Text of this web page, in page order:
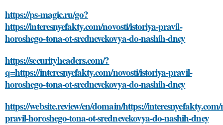
https://ps-magic.ru/go?
https://interesnyefakty.com/novosti/istoriya-pravil-
horoshego-tona-ot-srednevekovya-do-nashih-dney
https://securityheaders.com/?
q=https://interesnyefakty.com/novosti/istoriya-pravil-
horoshego-tona-ot-srednevekovya-do-nashih-dney
https://website.review/en/domain/https://
pravil-horoshego-tona-ot-srednevekovya-do-nashih-dney